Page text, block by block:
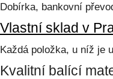
Dobírka, bankovní
Vlastní sklad v
Každá položka, u níž je
Kvalitní balící